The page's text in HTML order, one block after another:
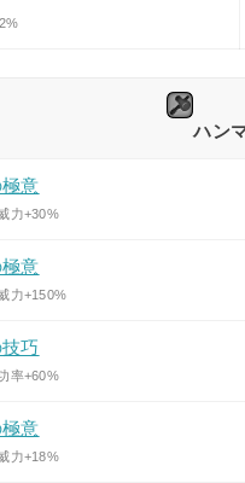
ハン
意
力+30%
意
力+150%
巧
率+60%
意
力+18%